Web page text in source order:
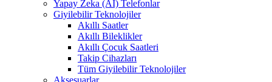
Yapay Zeka (AI) Telefonlar
Giyilebilir Teknolojiler
Akıllı Saatler
Akıllı Bileklikler
Akıllı Çocuk Saatleri
Takip Cihazları
Tüm Giyilebilir Teknolojiler
Aksesuarlar